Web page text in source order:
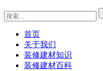
首页
关于我们
装修建材知识
装修建材百科